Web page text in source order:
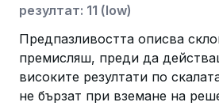
резултат: 11 (low)
Предпазливостта описва
премисляш, преди да
високите резултати по
не бързат при вземане на